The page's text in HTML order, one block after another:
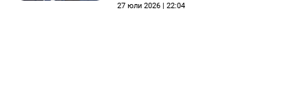
27 юли 2026 | 22:04